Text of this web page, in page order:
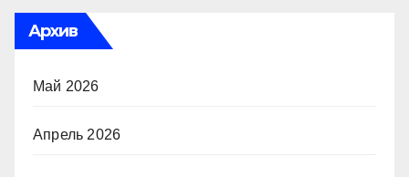
Архив
Май 2026
Апрель 2026